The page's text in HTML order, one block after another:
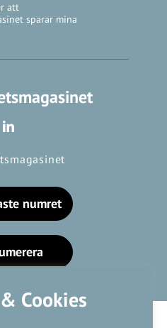
Cookies
att
sparar mina
numret